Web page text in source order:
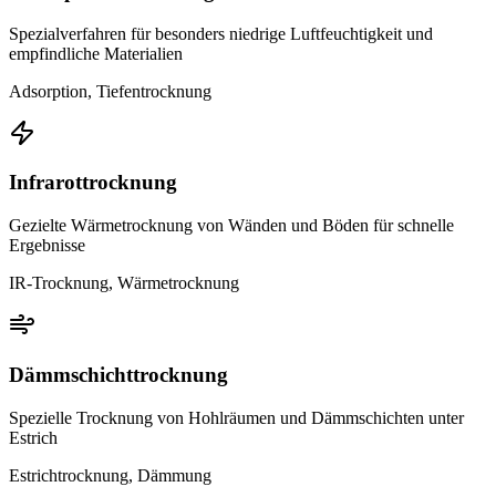
Spezialverfahren für besonders niedrige Luftfeuchtigkeit und
empfindliche Materialien
Adsorption, Tiefentrocknung
Infrarottrocknung
Gezielte Wärmetrocknung von Wänden und Böden für schnelle
Ergebnisse
IR-Trocknung, Wärmetrocknung
Dämmschichttrocknung
Spezielle Trocknung von Hohlräumen und Dämmschichten unter
Estrich
Estrichtrocknung, Dämmung